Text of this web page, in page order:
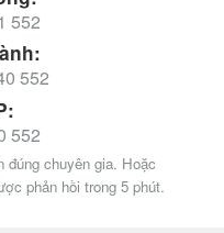
552
552
552
chuyên gia. Hoặc
phản hồi trong 5 phút.